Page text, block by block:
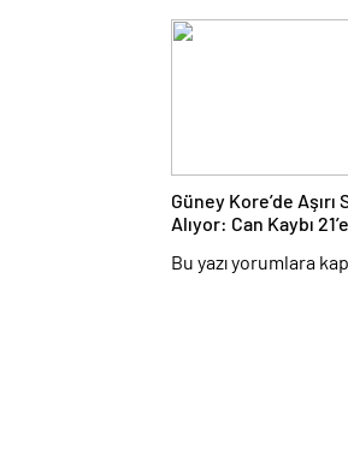
Güney Kore’de Aşırı
Alıyor: Can Kaybı
Bu yazı yorumlara